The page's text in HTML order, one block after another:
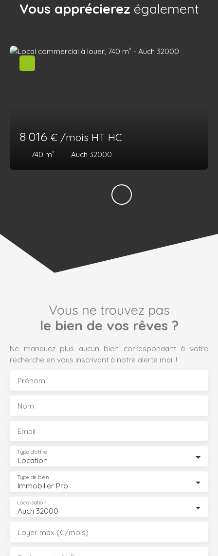
Vous apprécierez également
8 016 € /mois HT HC
740 m² Auch 32000
Vous ne trouvez pas
le bien de vos rêves ?
Ne manquez plus aucun bien correspondant à votre
recherche en vous inscrivant à notre alerte mail !
Prénom
Nom
Email
Location
Type d'offre
Immobilier Pro
Type de bien
Auch 32000
Localisation
Loyer max (€/mois)